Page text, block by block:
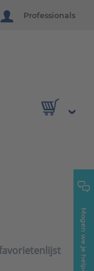
Professionals
Mogen we je helpen?